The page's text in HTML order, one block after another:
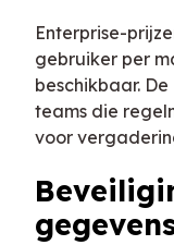
Enterprise-
gebruiker per
beschikbaar.
teams die
voor